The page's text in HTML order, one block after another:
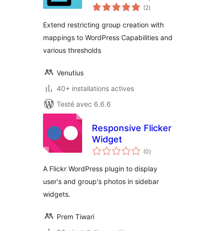
Creation
(2notes
en
)
Extend restricting group creation with
mappings to WordPress Capabilities and
various thresholds
Venutius
40+ installations actives
Testé avec 6.6.6
Responsive Flicker
Widget
(0notes
en
)
A Flickr WordPress plugin to display
user's and group's photos in sidebar
widgets.
Prem Tiwari